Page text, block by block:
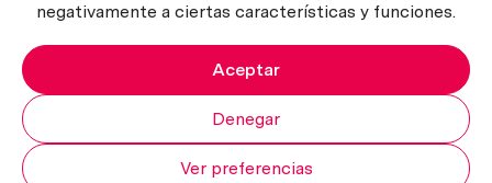
negativamente a ciertas características y funciones.
Aceptar
Denegar
Ver preferencias
Política del servicio
Política de Cookies
Copyright ©2026 Curiosum S.L. Todos los derechos reservados.